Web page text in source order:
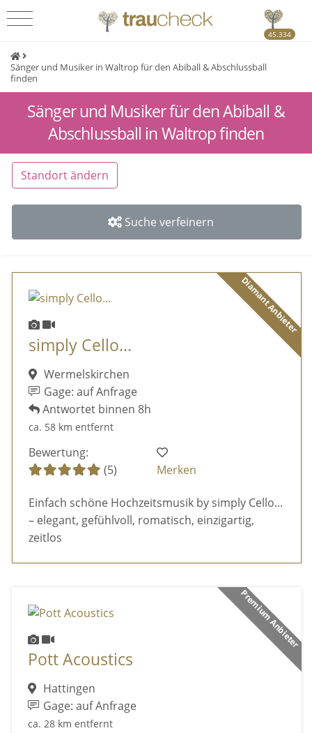
45.334
Sänger und Musiker in Waltrop für den Abiball & Abschlussball
finden
Sänger und Musiker für den Abiball &
Abschlussball in Waltrop finden
Standort ändern
Suche verfeinern
Diamant Anbieter
simply Cello...
Wermelskirchen
Gage: auf Anfrage
Antwortet binnen 8h
ca. 58 km entfernt
Bewertung:
(5)
Merken
Einfach schöne Hochzeitsmusik by simply Cello...
– elegant, gefühlvoll, romatisch, einzigartig,
zeitlos
Premium Anbieter
Pott Acoustics
Hattingen
Gage: auf Anfrage
ca. 28 km entfernt